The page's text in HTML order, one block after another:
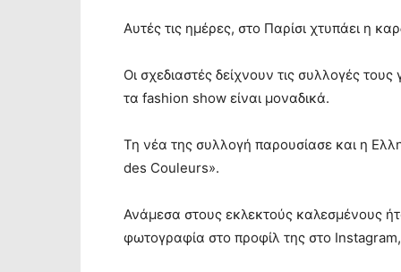
Αυτές τις ημέρες, στο Παρίσι χτυπάει η
Οι σχεδιαστές δείχνουν τις συλλογές
τα fashion show είναι μοναδικά.
Τη νέα της συλλογή παρουσίασε και η
des Couleurs».
Ανάμεσα στους εκλεκτούς καλεσμένους
φωτογραφία στο προφίλ της στο